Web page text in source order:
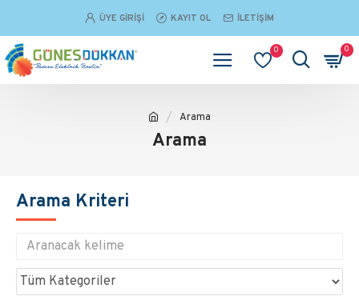
ÜYE GIRIŞI KAYIT OL İLETIŞIM
0 0
Arama
Arama
Arama Kriteri